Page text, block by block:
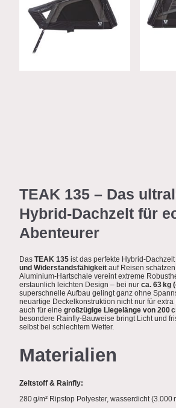
TEAK 135 – Das
Hybrid-Dachzelt für
Abenteurer
Das TEAK 135 ist das perfekte Hybrid-
und Widerstandsfähigkeit auf Reisen
Aluminium-Hartschale vereint extreme
erstaunlich leichten Design – bei nur ca. 63 kg
superschnelle Aufbau gelingt ganz ohne
neuartige Deckelkonstruktion nicht nur für extra
auch für eine großzügige Liegelänge von 200
besondere Rainfly-Bauweise bringt Licht und
selbst bei schlechtem Wetter.
Materialien
Zeltstoff & Rainfly:
280 g/m² Ripstop Polyester, wasserdicht (3.000